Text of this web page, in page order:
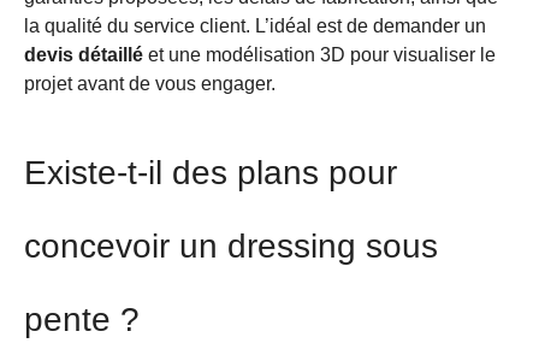
la qualité du service client. L’idéal est de demander un
devis détaillé et une modélisation 3D pour visualiser le
projet avant de vous engager.
Existe-t-il des plans pour
concevoir un dressing sous
pente ?